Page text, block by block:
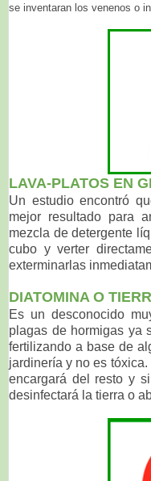
se inventaran los venenos o
LAVA-PLATOS EN
Un estudio encontró
mejor resultado para
mezcla de detergente
cubo y verter
exterminarlas
DIATOMINA O
Es un desconocido
plagas de hormigas ya
fertilizando a base de
jardinería y no es
encargará del resto y
desinfectará la tierra o